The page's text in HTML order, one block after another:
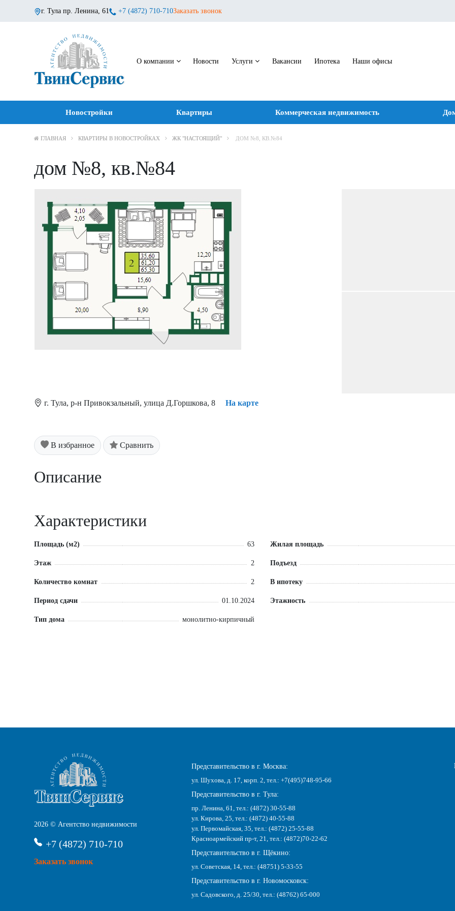
г. Тула пр. Ленина, 61 +7 (4872) 710-710Заказать звонок
О компании Новости Услуги Вакансии Ипотека Наши офисы
Новостройки Квартиры Коммерческая недвижимость
ГЛАВНАЯ КВАРТИРЫ В НОВОСТРОЙКАХ ЖК "НАСТОЯЩИЙ" ДОМ №8, КВ.№84
дом №8, кв.№84
г. Тула, р-н Привокзальный, улица Д.Горшкова, 8 На карте
В избранное Сравнить
Описание
Характеристики
Площадь (м2) 63
Этаж 2
Количество комнат 2
Период сдачи 01.10.2024
Тип дома монолитно-кирпичный
Жилая площадь
Подъезд
В ипотеку
Этажность
2026 © Агентство недвижимости
+7 (4872) 710-710
Заказать звонок
Представительство в г. Москва:
ул. Шухова, д. 17, корп. 2, тел.: +7(495)748-95-66
Представительство в г. Тула:
пр. Ленина, 61, тел.: (4872) 30-55-88
ул. Кирова, 25, тел.: (4872) 40-55-88
ул. Первомайская, 35, тел.: (4872) 25-55-88
Красноармейский пр-т, 21, тел.: (4872)70-22-62
Представительство в г. Щёкино:
ул. Советская, 14, тел.: (48751) 5-33-55
Представительство в г. Новомосковск:
ул. Садовского, д. 25/30, тел.: (48762) 65-000